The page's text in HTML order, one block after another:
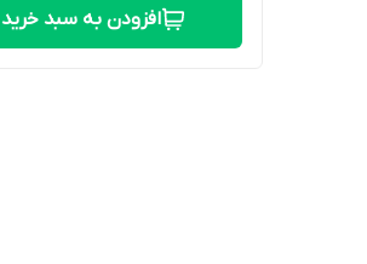
افزودن به سبد خرید